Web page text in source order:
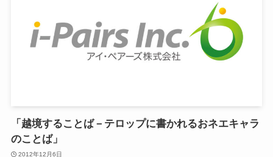
「越境することば－テロップに書かれるおネエキャラ
のことば」
2012年12月6日